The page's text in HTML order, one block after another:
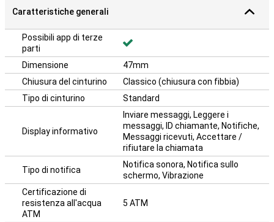
Caratteristiche generali
Possibili app di terze
parti
Dimensione
47mm
Chiusura del cinturino
Classico (chiusura con fibbia)
Tipo di cinturino
Standard
Display informativo
Inviare messaggi, Leggere i
messaggi, ID chiamante, Notifiche,
Messaggi ricevuti, Accettare /
rifiutare la chiamata
Tipo di notifica
Notifica sonora, Notifica sullo
schermo, Vibrazione
Certificazione di
resistenza all'acqua
ATM
5 ATM